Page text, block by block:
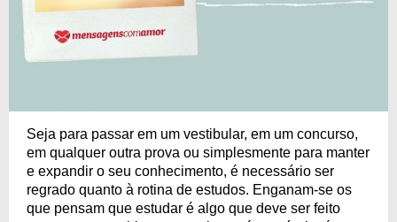
Seja para passar em um vestibular, em um concurso,
em qualquer outra prova ou simplesmente para manter
e expandir o seu conhecimento, é necessário ser
regrado quanto à rotina de estudos. Enganam-se os
que pensam que estudar é algo que deve ser feito